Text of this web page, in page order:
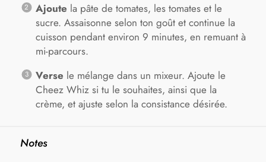
Ajoute la pâte de tomates, les tomates et le
sucre. Assaisonne selon ton goût et continue la
cuisson pendant environ 9 minutes, en remuant à
mi-parcours.
Verse le mélange dans un mixeur. Ajoute le
Cheez Whiz si tu le souhaites, ainsi que la
crème, et ajuste selon la consistance désirée.
Notes